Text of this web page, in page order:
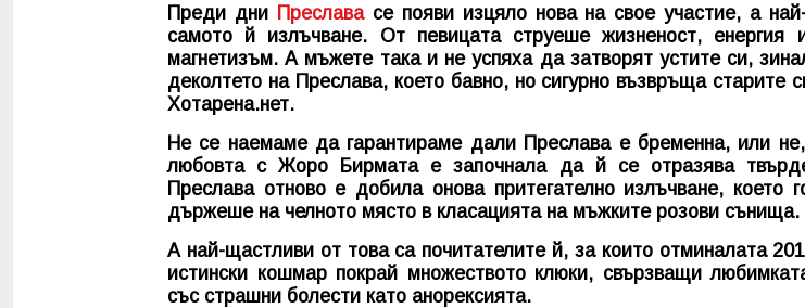
Преди дни Преславасе появи изцяло нова на свое участие, а
самото й излъчване. От певицата струеше жизненост, енергия
магнетизъм. А мъжете така и не успяха да затворят устите си,
деколтето на Преслава, което бавно, но сигурно възвръща
Хотарена.нет.
Не се наемаме да гарантираме дали Преслава е бременна, или
любовта с Жоро Бирмата е започнала да й се отразява твърде
Преслава отново е добила онова притегателно излъчване, което
държеше на челното място в класацията на мъжките розови сънища.
А най-щастливи от това са почитателите й, за които отминалата
истински кошмар покрай множеството клюки, свързващи
със страшни болести като анорексията.